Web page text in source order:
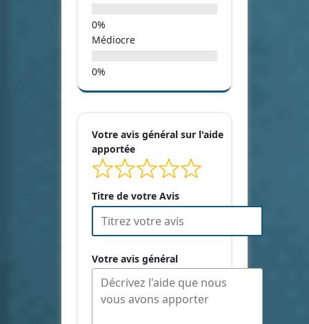
Médiocre
Votre avis général sur l'aide
apportée
Titre de votre Avis
Votre avis général